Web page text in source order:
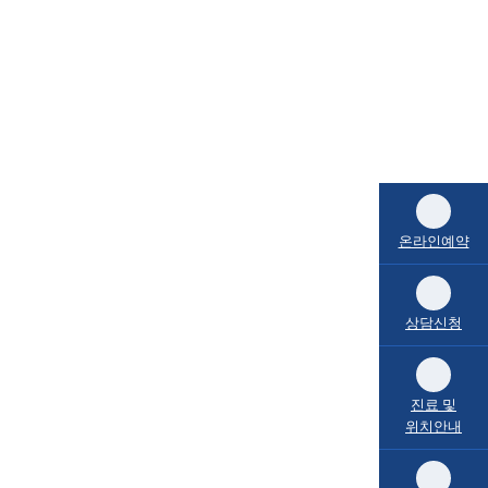
온라인예약
상담신청
진료 및
위치안내